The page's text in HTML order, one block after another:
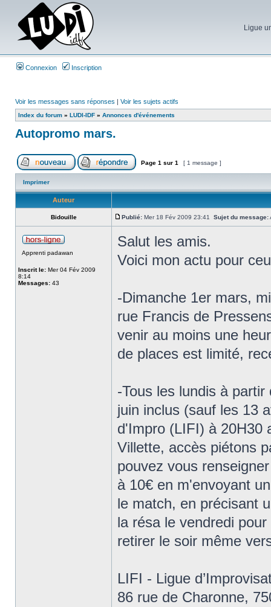
Ligue
Connexion Inscription
Voir les messages sans réponses | Voir les sujets actifs
Index du forum » LUDI-IDF » Annonces d'événements
Autopromo mars.
Page 1 sur 1 [ 1 message ]
Imprimer
Auteur
Bidouille Publié: Mer 18 Fév 2009 23:41 Sujet du message:
Apprenti padawan
Inscrit le: Mer 04 Fév 2009
8:14
Messages: 43
Salut les amis.
Voici mon actu pour
-Dimanche 1er mars,
rue Francis de
venir au moins une
de places est limité,
-Tous les lundis à
juin inclus (sauf les 13
d'Impro (LIFI) à 20H30
Villette, accès piétons
pouvez vous
à 10€ en m'envoyant
le match, en précisant
la résa le vendredi
retirer le soir même
LIFI - Ligue
86 rue de Charonne,